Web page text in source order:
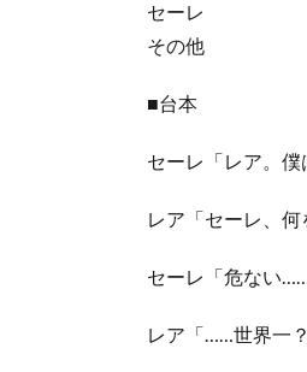
セーレ
その他
■台本
セーレ「レア。僕
レア「セーレ、
セーレ「危ない
レア「……世界一？